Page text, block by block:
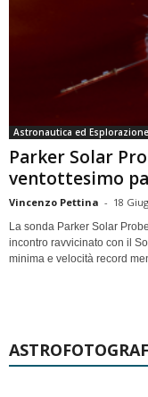
Astronautica ed
Parker Solar
ventottesimo
Vincenzo Pettina - 18
La sonda Parker Solar
incontro ravvicinato con il
minima e velocità record